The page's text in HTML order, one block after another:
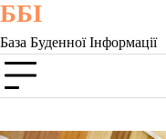
Skip
content
ББІ
База Буденної Інформації